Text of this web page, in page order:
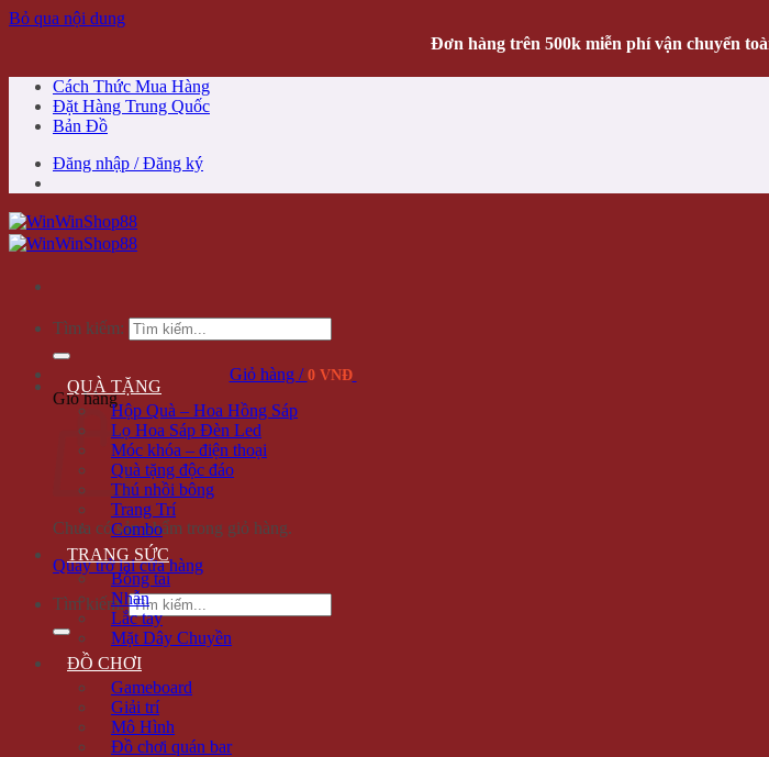
Bỏ qua nội dung
Đơn hàng trên 500k miễn phí vận chuyển
Cách Thức Mua Hàng
Đặt Hàng Trung Quốc
Bản Đồ
Đăng nhập / Đăng ký
Tìm kiếm:
Giỏ hàng / 0 VNĐ
Giỏ hàng
Chưa có sản phẩm trong giỏ hàng.
Quay trở lại cửa hàng
Tìm kiếm:
QUÀ TẶNG
Hộp Quà – Hoa Hồng Sáp
Lọ Hoa Sáp Đèn Led
Móc khóa – điện thoại
Quà tặng độc đáo
Thú nhồi bông
Trang Trí
Combo
TRANG SỨC
Bông tai
Nhẫn
Lắc tay
Mặt Dây Chuyền
ĐỒ CHƠI
Gameboard
Giải trí
Mô Hình
Đồ chơi quán bar